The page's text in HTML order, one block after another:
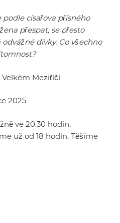
císařova přísného
přespat, se přesto
dívky. Co všechno
Meziříčí
2025
ve 20.30 hodin,
už od 18 hodin. Těšíme